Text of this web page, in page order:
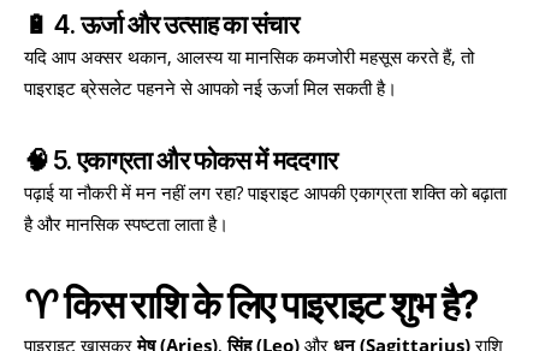
🔋 4. ऊर्जा और उत्साह का संचार
यदि आप अक्सर थकान, आलस्य या मानसिक कमजोरी महसूस करते हैं, तो
पाइराइट ब्रेसलेट पहनने से आपको नई ऊर्जा मिल सकती है।
🧠 5. एकाग्रता और फोकस में मददगार
पढ़ाई या नौकरी में मन नहीं लग रहा? पाइराइट आपकी एकाग्रता शक्ति को बढ़ाता
है और मानसिक स्पष्टता लाता है।
♈ किस राशि के लिए पाइराइट शुभ है?
पाइराइट खासकरमेष (Aries),सिंह (Leo) और धनु (Sagittarius)राशि